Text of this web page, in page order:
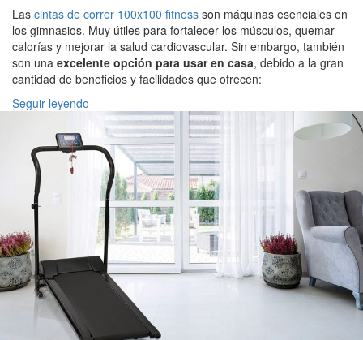
Las cintas de correr 100x100 fitness son máquinas esenciales en
los gimnasios. Muy útiles para fortalecer los músculos, quemar
calorías y mejorar la salud cardiovascular. Sin embargo, también
son una excelente opción para usar en casa, debido a la gran
cantidad de beneficios y facilidades que ofrecen:
Seguir leyendo